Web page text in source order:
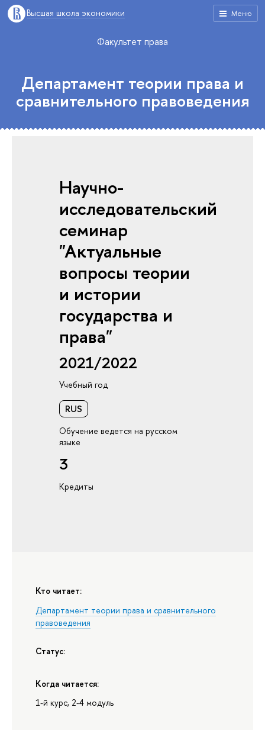
Меню
Высшая школа экономики
Факультет права
Департамент теории права и
сравнительного правоведения
Научно-
исследовательский
семинар
"Актуальные
вопросы теории
и истории
государства и
права"
2021/2022
Учебный год
RUS
Обучение ведется на русском
языке
3
Кредиты
Кто читает:
Департамент теории права и сравнительного
правоведения
Статус:
Когда читается:
1-й курс, 2-4 модуль